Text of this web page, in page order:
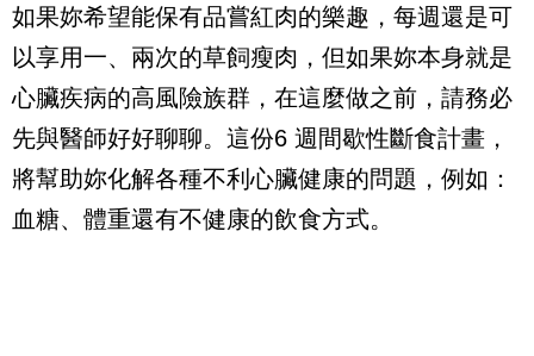
如果妳希望能保有品嘗紅肉的樂趣，每週還是可
以享用一、兩次的草飼瘦肉，但如果妳本身就是
心臟疾病的高風險族群，在這麼做之前，請務必
先與醫師好好聊聊。這份6 週間歇性斷食計畫，
將幫助妳化解各種不利心臟健康的問題，例如：
血糖、體重還有不健康的飲食方式。